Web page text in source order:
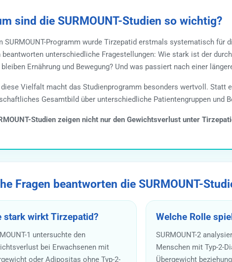
sind die SURMOUNT-Studien so wichtig?
SURMOUNT-Programm wurde Tirzepatid erstmals systematisch
beantworten unterschiedliche Fragestellungen: Wie stark ist der
Ernährung und Bewegung? Und was passiert nach einer
diese Vielfalt macht das Studienprogramm besonders wertvoll. Statt
Gesamtbild über unterschiedliche Patientengruppen und
Studien zeigen nicht nur den Gewichtsverlust unter
Fragen beantworten die SURMOUNT-
stark wirkt Tirzepatid?
1 untersuchte den
bei Erwachsenen mit
oder Adipositas ohne Typ-2-
Welche Rolle
SURMOUNT-2
Menschen mit Typ-2-
Übergewicht